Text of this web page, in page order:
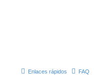
Enlaces rápidos FAQ